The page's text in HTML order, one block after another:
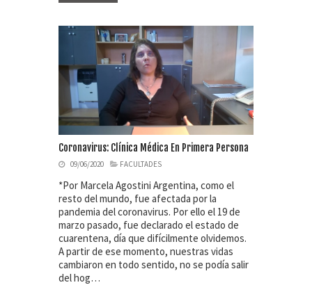
Coronavirus: Clínica Médica En Primera Persona
09/06/2020 FACULTADES
*Por Marcela Agostini Argentina, como el
resto del mundo, fue afectada por la
pandemia del coronavirus. Por ello el 19 de
marzo pasado, fue declarado el estado de
cuarentena, día que difícilmente olvidemos.
A partir de ese momento, nuestras vidas
cambiaron en todo sentido, no se podía salir
del hog…